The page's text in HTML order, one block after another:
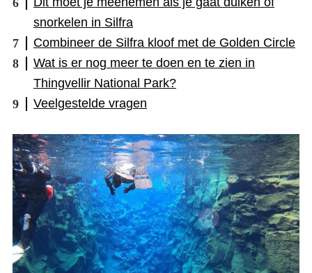
snorkelen in Silfra
Combineer de Silfra kloof met de Golden Circle
Wat is er nog meer te doen en te zien in
Thingvellir National Park?
Veelgestelde vragen